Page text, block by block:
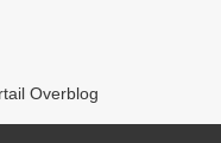
Overblog